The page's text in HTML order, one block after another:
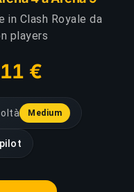
in Clash Royale da
players
€
Medium